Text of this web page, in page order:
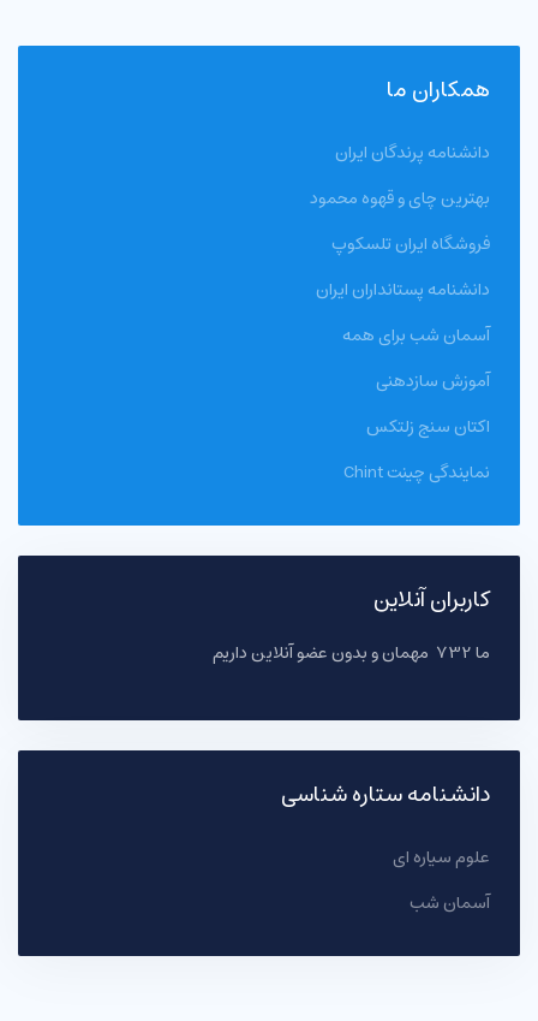
همکاران ما
دانشنامه پرندگان ایران
بهترین چای و قهوه محمود
فروشگاه ایران تلسکوپ
دانشنامه پستانداران ایران
آسمان شب برای همه
آموزش سازدهنی
اکتان سنج زلتکس
نمایندگی چینت Chint
کاربران آنلاین
ما 732 مهمان و بدون عضو آنلاین داریم
دانشنامه ستاره شناسی
علوم سیاره ای
آسمان شب